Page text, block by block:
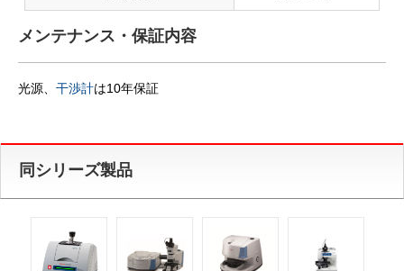
メンテナンス・保証内容
光源、 干渉計は10年保証
同シリーズ製品